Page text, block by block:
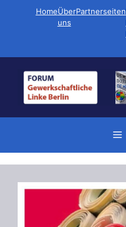
HomeÜber
uns
Partnerseiten